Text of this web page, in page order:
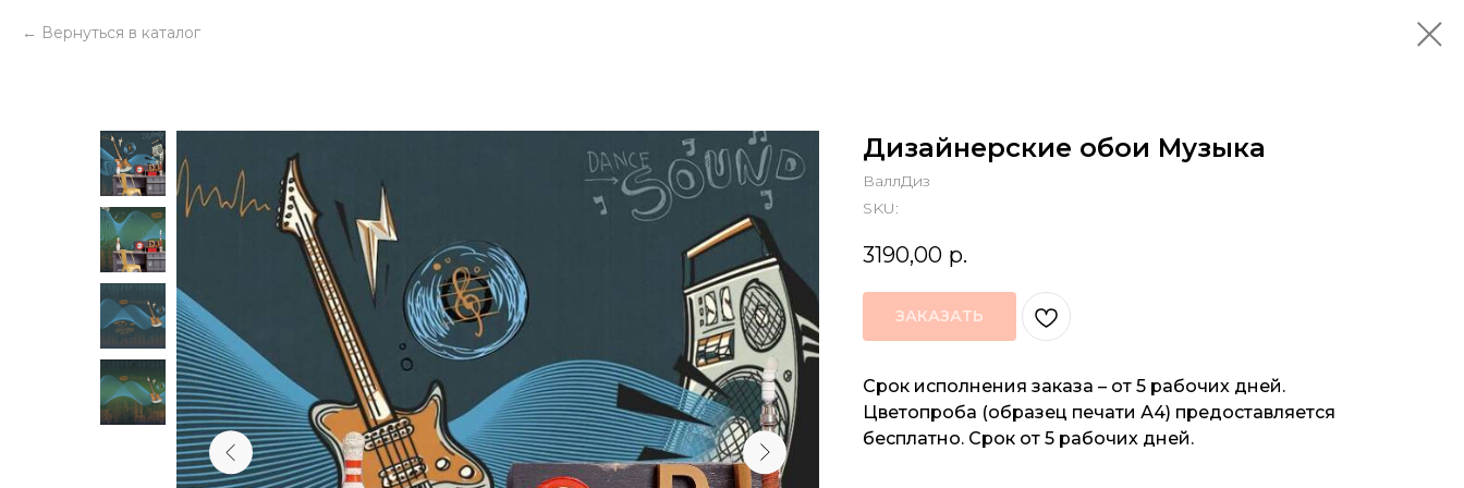
Вернуться в каталог
Дизайнерские обои Музыка
ВаллДиз
SKU:
3190,00 р.
ЗАКАЗАТЬ
Срок исполнения заказа – от 5 рабочих дней.
Цветопроба (образец печати А4) предоставляется
бесплатно. Срок от 5 рабочих дней.